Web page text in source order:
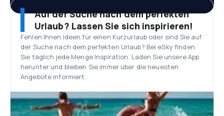
Auf der Suche nach dem perfekten
Urlaub? Lassen Sie sich inspirieren!
Fehlen Ihnen Ideen für einen Kurzurlaub oder sind Sie auf
der Suche nach dem perfekten Urlaub? Bei eSky finden
Sie täglich jede Menge Inspiration. Laden Sie unsere App
herunter und bleiben Sie immer über die neuesten
Angebote informiert.